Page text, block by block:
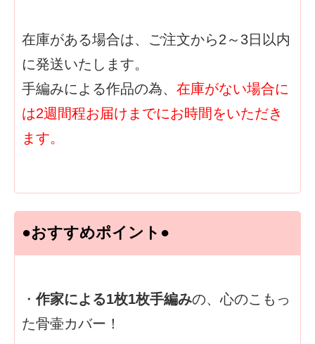
在庫がある場合は、ご注文から2～3日以内
に発送いたします。
手編みによる作品の為、 在庫がない場合に
は2週間程お届けまでにお時間をいただき
ます。
●おすすめポイント●
・作家による1枚1枚手編みの、心のこもっ
た骨壷カバー！